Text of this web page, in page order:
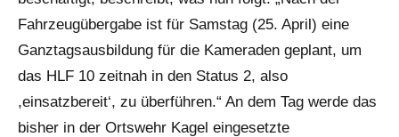
Fahrzeugübergabe ist für Samstag (25. April) eine
Ganztagsausbildung für die Kameraden geplant, um
das HLF 10 zeitnah in den Status 2, also
,einsatzbereit‘, zu überführen.“ An dem Tag werde das
bisher in der Ortswehr Kagel eingesetzte